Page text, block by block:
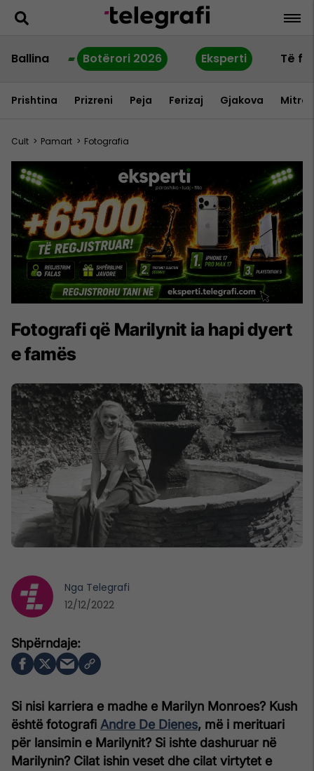
Ballina Botërori 2026 Eksperti Të
Prishtina Prizreni Peja Ferizaj Gjakova
Cult > Pamart > Fotografia
Fotografi që Marilynit ia hapi dyert
e famës
Si nisi karriera e madhe e Marilyn Monroes? Kush
është fotografi Andre De Dienes, më i merituari
për lansimin e Marilynit? Si ishte dashuruar në
Marilynin? Cilat ishin veset dhe cilat virtytet e
Nga Telegrafi
12/12/2022